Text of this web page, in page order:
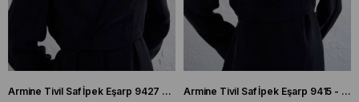
Armine Tivil Saf İpek Eşarp 9427 - 82 Siyah Karışık Desen
Armine Tivil Saf İpek Eşarp 9415 - 06 Gri Karışık Desen